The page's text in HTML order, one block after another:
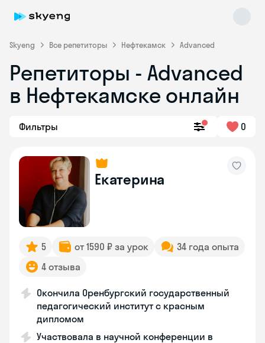
Skyeng Все репетиторы Нефтекамск Advanced
Репетиторы - Advanced
в Нефтекамске онлайн
Фильтры 0
Екатерина
5 от 1590 ₽ за урок
34 года опыта
4 отзыва
Окончила Оренбургский государственный
педагогический институт с красным
дипломом
Участвовала в научной конференции в
Skyeng Chat
online